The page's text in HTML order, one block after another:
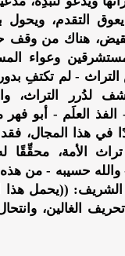
التقدم، ويحول
هناك من وقف
وعواء
- لم تكتفِ
لدُرر التراث،
- الفذ العلَم - أبو
في هذا المجال،
الأمة، محقِّقًا
والله حسيبه - من هذه
((يحمل هذا
الغالين،